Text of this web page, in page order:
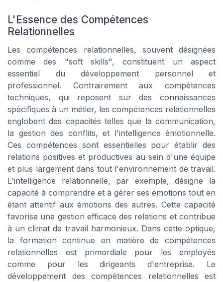
L'Essence des Compétences
Relationnelles
Les compétences relationnelles, souvent désignées
comme des "soft skills", constituent un aspect
essentiel du développement personnel et
professionnel. Contrairement aux compétences
techniques, qui reposent sur des connaissances
spécifiques à un métier, les compétences relationnelles
englobent des capacités telles que la communication,
la gestion des conflits, et l'intelligence émotionnelle.
Ces compétences sont essentielles pour établir des
relations positives et productives au sein d'une équipe
et plus largement dans tout l'environnement de travail.
L'intelligence relationnelle, par exemple, désigne la
capacité à comprendre et à gérer ses émotions tout en
étant attentif aux émotions des autres. Cette capacité
favorise une gestion efficace des relations et contribue
à un climat de travail harmonieux. Dans cette optique,
la formation continue en matière de compétences
relationnelles est primordiale pour les employés
comme pour les dirigeants d'entreprise. Le
développement des compétences relationnelles est